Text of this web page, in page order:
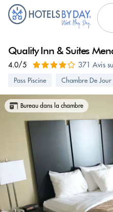
Quality Inn & Suites
4.0/5 371 Avis
Pass Piscine Chambre De Jour
Bureau dans la chambre